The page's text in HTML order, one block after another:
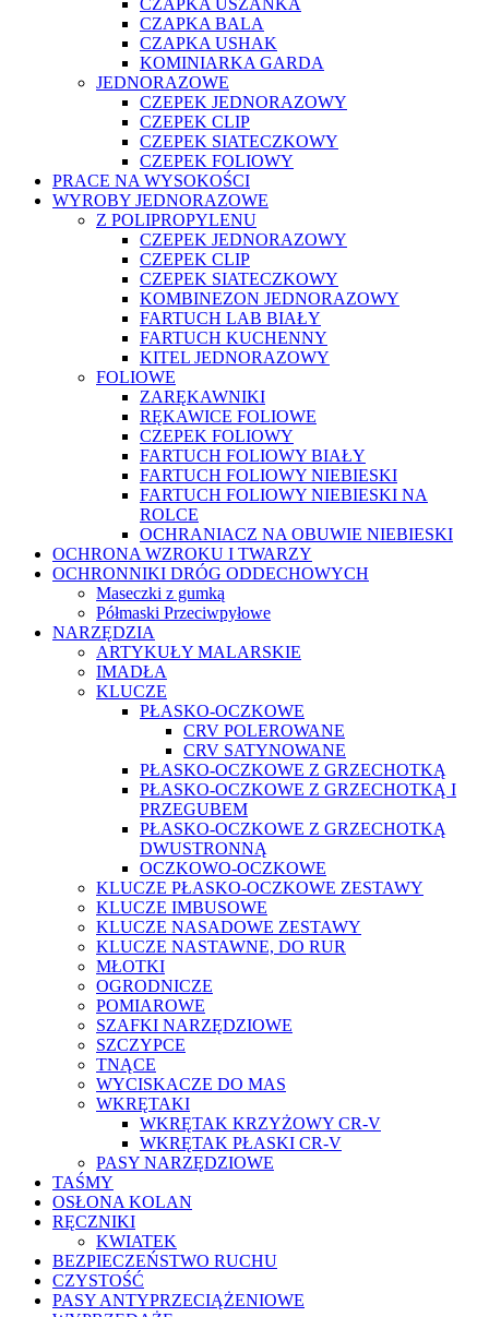
CZAPKA BALA
CZAPKA USHAK
KOMINIARKA GARDA
JEDNORAZOWE
CZEPEK JEDNORAZOWY
CZEPEK CLIP
CZEPEK SIATECZKOWY
CZEPEK FOLIOWY
PRACE NA WYSOKOŚCI
WYROBY JEDNORAZOWE
Z POLIPROPYLENU
CZEPEK JEDNORAZOWY
CZEPEK CLIP
CZEPEK SIATECZKOWY
KOMBINEZON JEDNORAZOWY
FARTUCH LAB BIAŁY
FARTUCH KUCHENNY
KITEL JEDNORAZOWY
FOLIOWE
ZARĘKAWNIKI
RĘKAWICE FOLIOWE
CZEPEK FOLIOWY
FARTUCH FOLIOWY BIAŁY
FARTUCH FOLIOWY NIEBIESKI
FARTUCH FOLIOWY NIEBIESKI NA
ROLCE
OCHRANIACZ NA OBUWIE NIEBIESKI
OCHRONA WZROKU I TWARZY
OCHRONNIKI DRÓG ODDECHOWYCH
Maseczki z gumką
Półmaski Przeciwpyłowe
NARZĘDZIA
ARTYKUŁY MALARSKIE
IMADŁA
KLUCZE
PŁASKO-OCZKOWE
CRV POLEROWANE
CRV SATYNOWANE
PŁASKO-OCZKOWE Z GRZECHOTKĄ
PŁASKO-OCZKOWE Z GRZECHOTKĄ I
PRZEGUBEM
PŁASKO-OCZKOWE Z GRZECHOTKĄ
DWUSTRONNĄ
OCZKOWO-OCZKOWE
KLUCZE PŁASKO-OCZKOWE ZESTAWY
KLUCZE IMBUSOWE
KLUCZE NASADOWE ZESTAWY
KLUCZE NASTAWNE, DO RUR
MŁOTKI
OGRODNICZE
POMIAROWE
SZAFKI NARZĘDZIOWE
SZCZYPCE
TNĄCE
WYCISKACZE DO MAS
WKRĘTAKI
WKRĘTAK KRZYŻOWY CR-V
WKRĘTAK PŁASKI CR-V
PASY NARZĘDZIOWE
TAŚMY
OSŁONA KOLAN
RĘCZNIKI
KWIATEK
BEZPIECZEŃSTWO RUCHU
CZYSTOŚĆ
PASY ANTYPRZECIĄŻENIOWE